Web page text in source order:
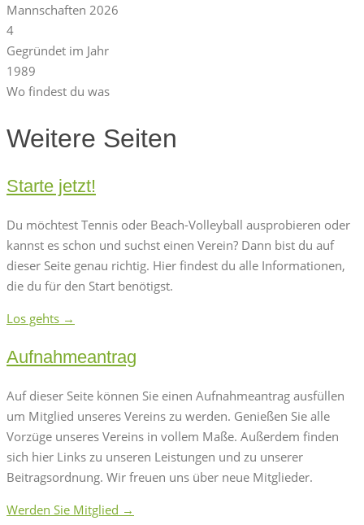
Mannschaften 2026
4
Gegründet im Jahr
1989
Wo findest du was
Weitere Seiten
Starte jetzt!
Du möchtest Tennis oder Beach-Volleyball ausprobieren oder
kannst es schon und suchst einen Verein? Dann bist du auf
dieser Seite genau richtig. Hier findest du alle Informationen,
die du für den Start benötigst.
Los gehts →
Aufnahmeantrag
Auf dieser Seite können Sie einen Aufnahmeantrag ausfüllen
um Mitglied unseres Vereins zu werden. Genießen Sie alle
Vorzüge unseres Vereins in vollem Maße. Außerdem finden
sich hier Links zu unseren Leistungen und zu unserer
Beitragsordnung. Wir freuen uns über neue Mitglieder.
Werden Sie Mitglied →